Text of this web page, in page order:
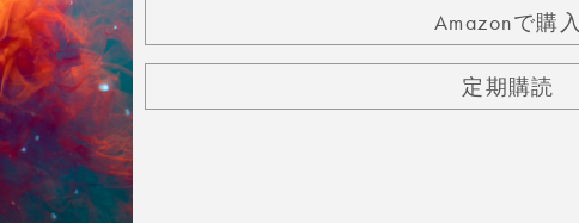
Amazonで購入
定期購読